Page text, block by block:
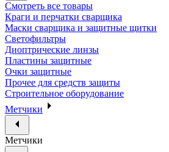
Смотреть все товары
Краги и перчатки сварщика
Маски сварщика и защитные щитки
Светофильтры
Диоптрические линзы
Пластины защитные
Очки защитные
Прочее для средств защиты
Строительное оборудование
Метчики
Метчики